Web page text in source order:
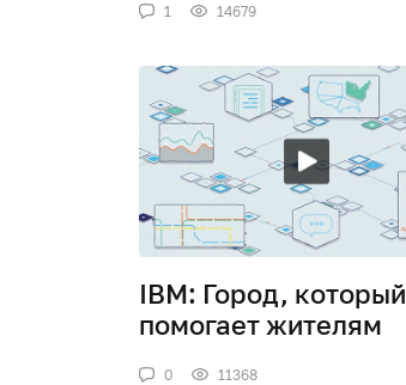
1 14679
IBM: Город, который
помогает жителям
0 11368